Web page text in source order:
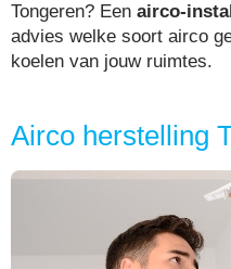
Tongeren? Een airco-
advies welke soort airco
koelen van jouw ruimtes.
Airco herstelling